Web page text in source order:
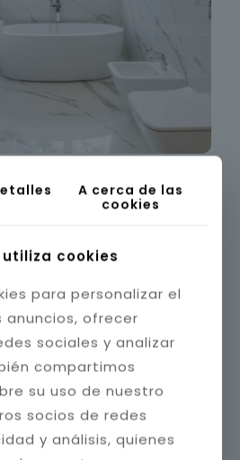
A cerca de las
cookies
cookies
para personalizar el
anuncios, ofrecer
sociales y analizar
compartimos
su uso de nuestro
socios de redes
y análisis, quienes